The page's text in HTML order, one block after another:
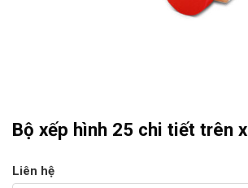
Bộ xếp hình 25 chi tiết trên
Liên hệ